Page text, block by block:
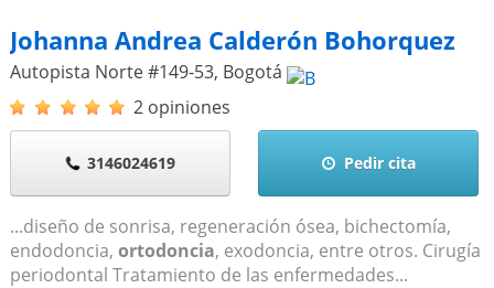
Johanna Andrea Calderón Bohorquez
Autopista Norte #149-53, Bogotá
2 opiniones
3146024619 Pedir cita
...diseño de sonrisa, regeneración ósea, bichectomía,
endodoncia, ortodoncia, exodoncia, entre otros. Cirugía
periodontal Tratamiento de las enfermedades...